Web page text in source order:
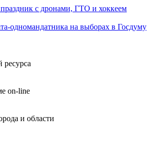
с дронами, ГТО и хоккеем
одномандатника на выборах в Госдуму
ресурса
on-line
и области